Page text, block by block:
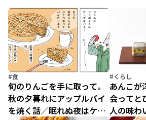
#食
旬のりんごを手に取って。
秋の夕暮れにアップルパイ
を焼く話／眠れぬ夜はケー
#くらし
あんこが
会ってと
人の味わ